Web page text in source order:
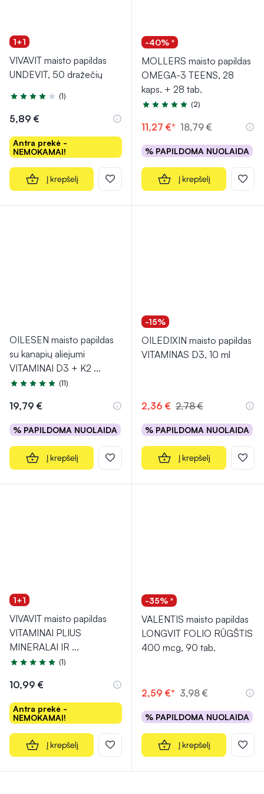
1+1
VIVAVIT maisto papildas
UNDEVIT, 50 dražečių
Įvertinimas 4.0 iš 5
(1)
5,89 €
Antra prekė -
NEMOKAMAI!
Į krepšelį
-40% *
MOLLERS maisto papildas
OMEGA-3 TEENS, 28
kaps. + 28 tab.
Įvertinimas 5.0 iš 5
(2)
11,27 €* 18,79 €
% PAPILDOMA NUOLAIDA
Į krepšelį
OILESEN maisto papildas
su kanapių aliejumi
VITAMINAI D3 + K2 ...
Įvertinimas 5.0 iš 5
(11)
19,79 €
% PAPILDOMA NUOLAIDA
Į krepšelį
-15%
OILEDIXIN maisto papildas
VITAMINAS D3, 10 ml
2,36 € 2,78 €
% PAPILDOMA NUOLAIDA
Į krepšelį
1+1
VIVAVIT maisto papildas
VITAMINAI PLIUS
MINERALAI IR ...
Įvertinimas 5.0 iš 5
(1)
10,99 €
Antra prekė -
NEMOKAMAI!
Į krepšelį
-35% *
VALENTIS maisto papildas
LONGVIT FOLIO RŪGŠTIS
400 mcg, 90 tab.
2,59 €* 3,98 €
% PAPILDOMA NUOLAIDA
Į krepšelį